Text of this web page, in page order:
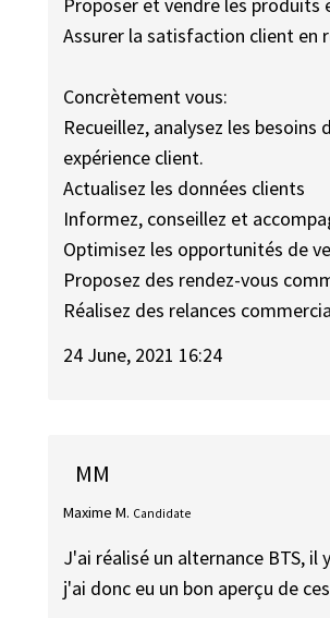
Proposer et vendre les produits
Assurer la satisfaction client en
Concrètement vous:
Recueillez, analysez les
expérience client.
Actualisez les données clients
Informez, conseillez et
Optimisez les opportunités de
Proposez des rendez-vous
Réalisez des relances
24 June, 2021 16:24
MM
Maxime M. Candidate
J'ai réalisé un alternance BTS, il
j'ai donc eu un bon aperçu de